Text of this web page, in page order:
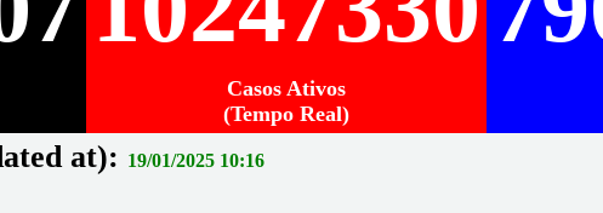
Casos Ativos
(Tempo Real)
at): 19/01/2025 10:16